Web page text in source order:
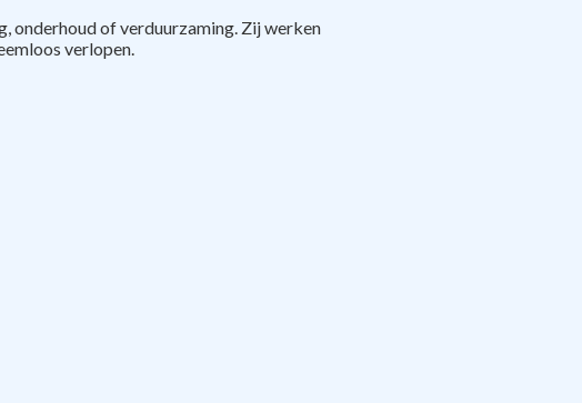
onderhoud of verduurzaming. Zij werken
verlopen.